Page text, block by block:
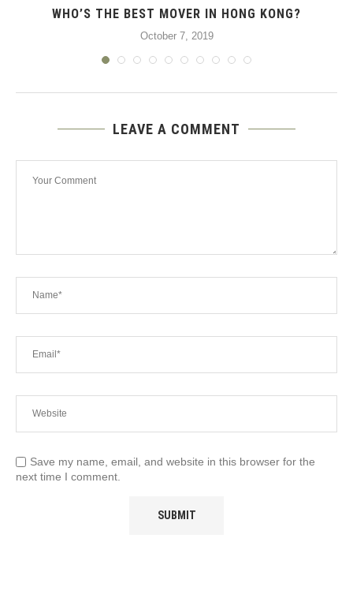
WHO’S THE BEST MOVER IN HONG KONG?
October 7, 2019
LEAVE A COMMENT
Save my name, email, and website in this browser for the
next time I comment.